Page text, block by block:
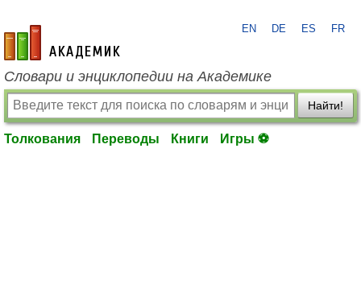
academic.ru
EN DE ES FR
Словари и энциклопедии на Академике
Найти!
Толкования Переводы Книги Игры ⚽